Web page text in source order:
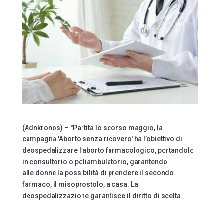
(Adnkronos) – ''Partita lo scorso maggio, la
campagna 'Aborto senza ricovero' ha l’obiettivo di
deospedalizzare l’aborto farmacologico, portandolo
in consultorio o poliambulatorio, garantendo
alle donne la possibilità di prendere il secondo
farmaco, il misoprostolo, a casa. La
deospedalizzazione garantisce il diritto di scelta